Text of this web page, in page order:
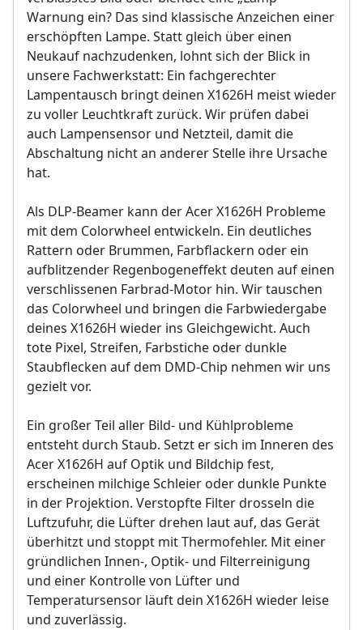
Sollten weitere Defekte festgestellt werden,
erfolgt eine Reparatur ausschließlich nach
vorheriger Rücksprache.
VDE-Sicherheitsprüfung
Sollten weitere Defekte festgestellt werden,
erfolgt eine Reparatur ausschließlich nach
vorheriger Rücksprache.
Warnung ein? Das sind klassische Anzeichen einer
erschöpften Lampe. Statt gleich über einen
Neukauf nachzudenken, lohnt sich der Blick in
unsere Fachwerkstatt: Ein fachgerechter
Lampentausch bringt deinen X1626H meist wieder
zu voller Leuchtkraft zurück. Wir prüfen dabei
auch Lampensensor und Netzteil, damit die
Abschaltung nicht an anderer Stelle ihre Ursache
hat.
Als DLP-Beamer kann der Acer X1626H Probleme
mit dem Colorwheel entwickeln. Ein deutliches
Rattern oder Brummen, Farbflackern oder ein
aufblitzender Regenbogeneffekt deuten auf einen
verschlissenen Farbrad-Motor hin. Wir tauschen
das Colorwheel und bringen die Farbwiedergabe
deines X1626H wieder ins Gleichgewicht. Auch
tote Pixel, Streifen, Farbstiche oder dunkle
Staubflecken auf dem DMD-Chip nehmen wir uns
gezielt vor.
Ein großer Teil aller Bild- und Kühlprobleme
entsteht durch Staub. Setzt er sich im Inneren des
Acer X1626H auf Optik und Bildchip fest,
erscheinen milchige Schleier oder dunkle Punkte
in der Projektion. Verstopfte Filter drosseln die
Luftzufuhr, die Lüfter drehen laut auf, das Gerät
überhitzt und stoppt mit Thermofehler. Mit einer
gründlichen Innen-, Optik- und Filterreinigung
und einer Kontrolle von Lüfter und
Temperatursensor läuft dein X1626H wieder leise
und zuverlässig.